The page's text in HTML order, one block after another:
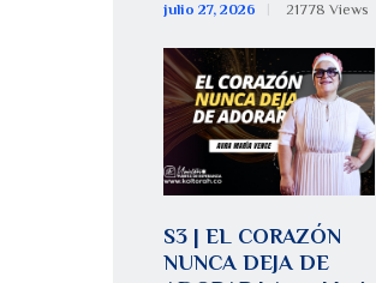
julio 27, 2026 21778 Views
S3 | EL CORAZÓN
NUNCA DEJA DE